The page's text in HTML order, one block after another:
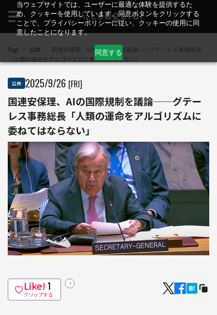
当ウェブサイトでは、ユーザーに最適な体験を提供するた
め、クッキーを使用しています。同意ボタンをクリックする
ことで、プライバシーポリシーに従い、クッキーの使用に同
意したことになります。
同意する
Top 公共
国連安保理、AIの国際規制を議論──グテーレス事務総長
「人類の運命をアルゴリズムに委ねてはならない」
公共 2025/9/26 [FRI]
国連安保理、AIの国際規制を議論──グテー
レス事務総長「人類の運命をアルゴリズムに
委ねてはならない」
Like! 1
クリップする
？